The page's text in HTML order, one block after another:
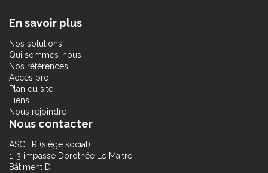
En savoir plus
Nos solutions
Qui sommes-nous
Nos références
Accès pro
Plan du site
Liens
Nous rejoindre
Nous contacter
ASCIER (siège social)
1-3 impasse Dorothée Le Maitre
Bâtiment D